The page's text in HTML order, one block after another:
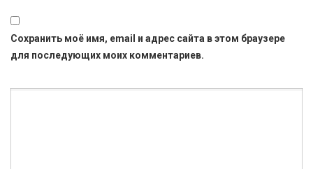
Сохранить моё имя, email и адрес сайта в этом браузере
для последующих моих комментариев.